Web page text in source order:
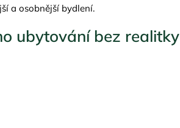
a osobnější bydlení.
ubytování bez realitky